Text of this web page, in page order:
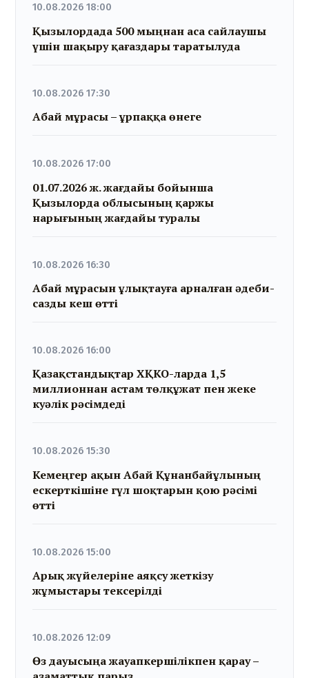
10.08.2026 18:00
Қызылордада 500 мыңнан аса сайлаушы
үшін шақыру қағаздары таратылуда
10.08.2026 17:30
Абай мұрасы – ұрпаққа өнеге
10.08.2026 17:00
01.07.2026 ж. жағдайы бойынша
Қызылорда облысының қаржы
нарығының жағдайы туралы
10.08.2026 16:30
Абай мұрасын ұлықтауға арналған әдеби-
сазды кеш өтті
10.08.2026 16:00
Қазақстандықтар ХҚКО-ларда 1,5
миллионнан астам төлқұжат пен жеке
куәлік рәсімдеді
10.08.2026 15:30
Кемеңгер ақын Абай Құнанбайұлының
ескерткішіне гүл шоқтарын қою рәсімі
өтті
10.08.2026 15:00
Арық жүйелеріне аяқсу жеткізу
жұмыстары тексерілді
10.08.2026 12:09
Өз дауысыңа жауапкершілікпен қарау –